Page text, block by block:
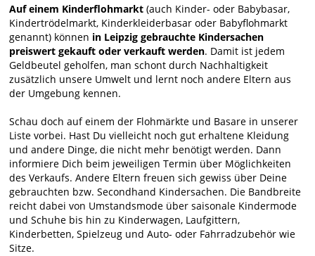
Auf einem Kinderflohmarkt (auch Kinder- oder Babybasar,
Kindertrödelmarkt, Kinderkleiderbasar oder Babyflohmarkt
genannt) können in Leipzig gebrauchte Kindersachen
preiswert gekauft oder verkauft werden. Damit ist jedem
Geldbeutel geholfen, man schont durch Nachhaltigkeit
zusätzlich unsere Umwelt und lernt noch andere Eltern aus
der Umgebung kennen.
Schau doch auf einem der Flohmärkte und Basare in unserer
Liste vorbei. Hast Du vielleicht noch gut erhaltene Kleidung
und andere Dinge, die nicht mehr benötigt werden. Dann
informiere Dich beim jeweiligen Termin über Möglichkeiten
des Verkaufs. Andere Eltern freuen sich gewiss über Deine
gebrauchten bzw. Secondhand Kindersachen. Die Bandbreite
reicht dabei von Umstandsmode über saisonale Kindermode
und Schuhe bis hin zu Kinderwagen, Laufgittern,
Kinderbetten, Spielzeug und Auto- oder Fahrradzubehör wie
Sitze.